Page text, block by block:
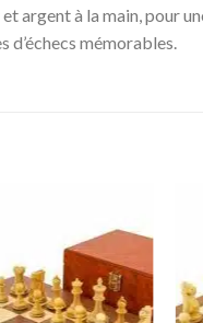
argent à la main, pour
d’échecs mémorables.